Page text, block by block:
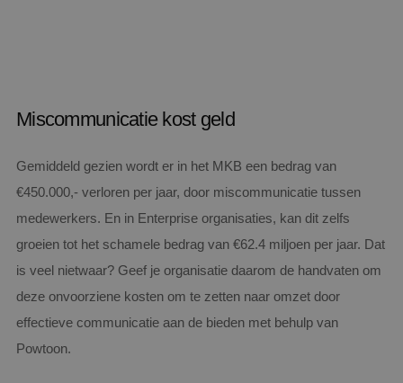
Miscommunicatie kost geld
Gemiddeld gezien wordt er in het MKB een bedrag van
€450.000,- verloren per jaar, door miscommunicatie tussen
medewerkers. En in Enterprise organisaties, kan dit zelfs
groeien tot het schamele bedrag van €62.4 miljoen per jaar. Dat
is veel nietwaar? Geef je organisatie daarom de handvaten om
deze onvoorziene kosten om te zetten naar omzet door
effectieve communicatie aan de bieden met behulp van
Powtoon.